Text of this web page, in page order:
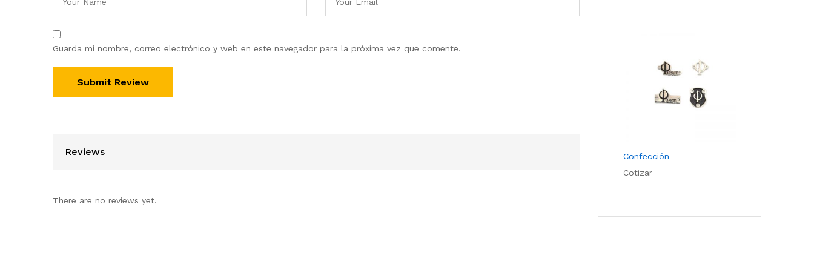
Guarda mi nombre, correo electrónico y web en este navegador para la próxima vez que comente.
Reviews
There are no reviews yet.
Confección
Cotizar